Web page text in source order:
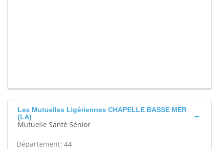
Les Mutuelles Ligériennes CHAPELLE BASSE MER
(LA)
Mutuelle Santé Sénior
Département: 44